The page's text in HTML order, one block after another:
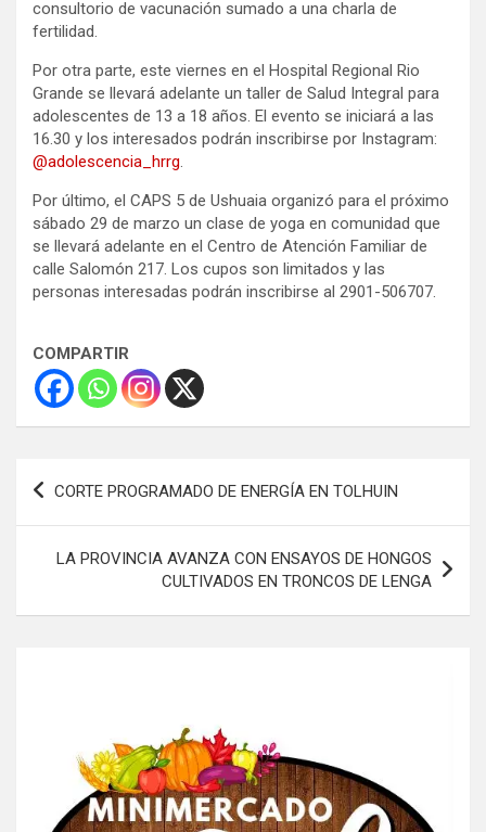
consultorio de vacunación sumado a una charla de
fertilidad.
Por otra parte, este viernes en el Hospital Regional Rio
Grande se llevará adelante un taller de Salud Integral para
adolescentes de 13 a 18 años. El evento se iniciará a las
16.30 y los interesados podrán inscribirse por Instagram:
@adolescencia_hrrg
Por último, el CAPS 5 de Ushuaia organizó para el próximo
sábado 29 de marzo un clase de yoga en comunidad que
se llevará adelante en el Centro de Atención Familiar de
calle Salomón 217. Los cupos son limitados y las
personas interesadas podrán inscribirse al 2901-506707.
COMPARTIR
Navegación
de
CORTE PROGRAMADO DE ENERGÍA EN TOLHUIN
LA PROVINCIA AVANZA CON ENSAYOS DE HONGOS
CULTIVADOS EN TRONCOS DE LENGA